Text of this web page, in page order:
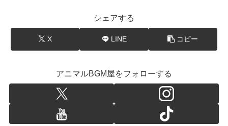
シェアする
X LINE コピー
アニマルBGM屋をフォローする